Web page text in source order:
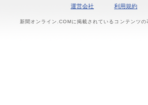
運営会社 利用規約
新聞オンライン.COMに掲載されているコンテンツ